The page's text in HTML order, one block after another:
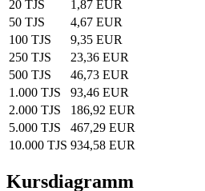
20 TJS
1,87 EUR
50 TJS
4,67 EUR
100 TJS
9,35 EUR
250 TJS
23,36 EUR
500 TJS
46,73 EUR
1.000 TJS
93,46 EUR
2.000 TJS
186,92 EUR
5.000 TJS
467,29 EUR
10.000 TJS 934,58 EUR
Kursdiagramm